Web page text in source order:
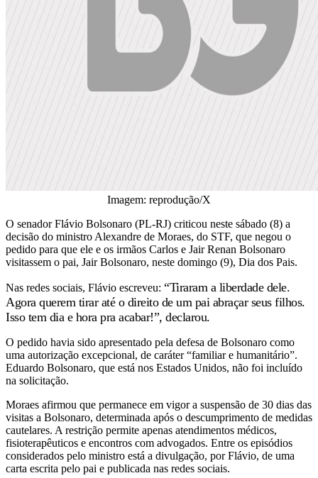
Imagem: reprodução/X
O senador Flávio Bolsonaro (PL-RJ) criticou neste sábado (8) a
decisão do ministro Alexandre de Moraes, do STF, que negou o
pedido para que ele e os irmãos Carlos e Jair Renan Bolsonaro
visitassem o pai, Jair Bolsonaro, neste domingo (9), Dia dos Pais.
Nas redes sociais, Flávio escreveu: “Tiraram a liberdade dele.
Agora querem tirar até o direito de um pai abraçar seus filhos.
Isso tem dia e hora pra acabar!”, declarou.
O pedido havia sido apresentado pela defesa de Bolsonaro como
uma autorização excepcional, de caráter “familiar e humanitário”.
Eduardo Bolsonaro, que está nos Estados Unidos, não foi incluído
na solicitação.
Moraes afirmou que permanece em vigor a suspensão de 30 dias das
visitas a Bolsonaro, determinada após o descumprimento de medidas
cautelares. A restrição permite apenas atendimentos médicos,
fisioterapêuticos e encontros com advogados. Entre os episódios
considerados pelo ministro está a divulgação, por Flávio, de uma
carta escrita pelo pai e publicada nas redes sociais.